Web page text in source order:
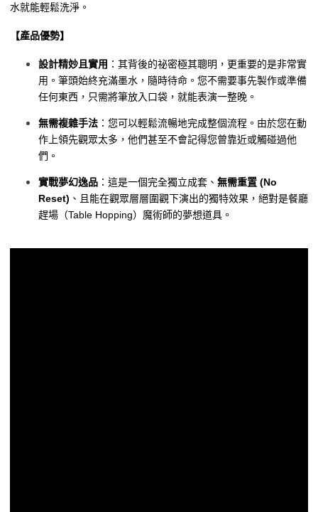
水就能輕鬆洗淨。
【產品優勢】
設計精妙且實用 ：其背後的祕密極其聰明，更重要的是非常實
用。筆頭始終充滿墨水，隨時待命。您不需要事先製作或準備
任何東西，只需將筆放入口袋，就能表演一整晚。
無需複雜手法 ：您可以輕鬆流暢地完成整個流程。由於您在動
作上領先觀眾太多，他們甚至不會記得您曾靠近或觸碰過他
們。
實戰夢幻逸品 ：這是一個完全獨立成套、 無需重置 (No
Reset) 、且能在觀眾層層圍觀下演出的獨特效果，絕對是餐廳
趕場（Table Hopping）魔術師的夢想道具。